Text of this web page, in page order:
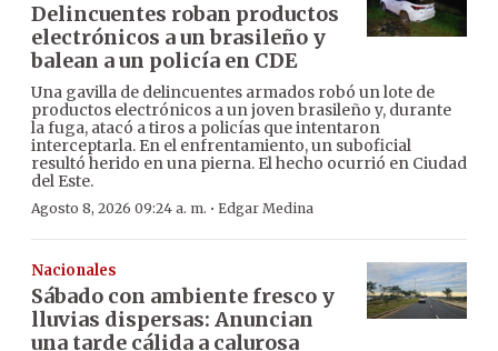
Delincuentes roban productos
electrónicos a un brasileño y
balean a un policía en CDE
Una gavilla de delincuentes armados robó un lote de
productos electrónicos a un joven brasileño y, durante
la fuga, atacó a tiros a policías que intentaron
interceptarla. En el enfrentamiento, un suboficial
resultó herido en una pierna. El hecho ocurrió en Ciudad
del Este.
Agosto 8, 2026 09:24 a. m. · Edgar Medina
Nacionales
Sábado con ambiente fresco y
lluvias dispersas: Anuncian
una tarde cálida a calurosa